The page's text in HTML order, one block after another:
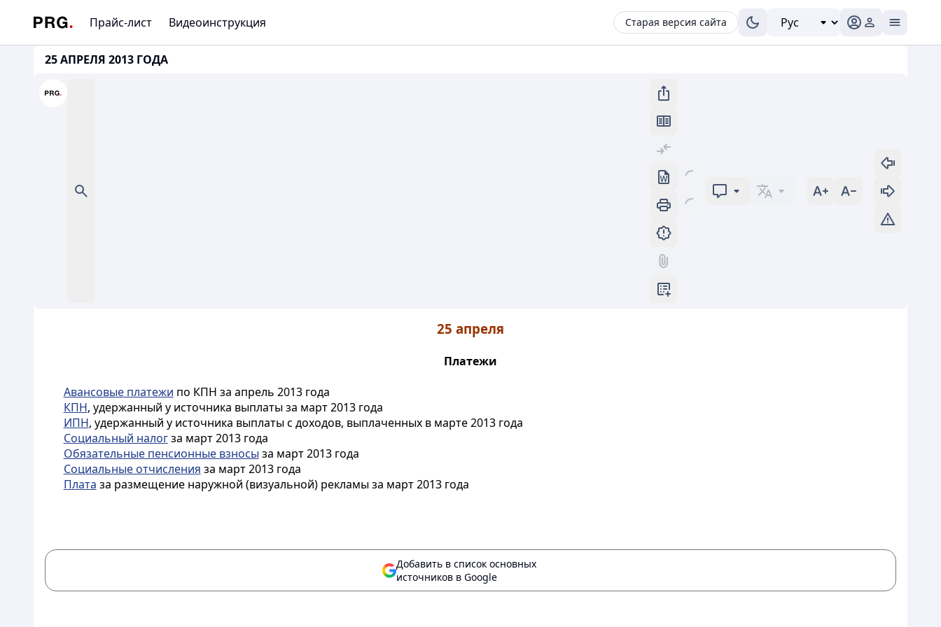
Прайс-лист Видеоинструкция Старая версия сайта
25 АПРЕЛЯ 2013 ГОДА
25 апреля
Платежи
Авансовые платежи по КПН за апрель 2013 года
КПН, удержанный у источника выплаты за март 2013 года
ИПН, удержанный у источника выплаты с доходов, выплаченных в марте 2013 года
Социальный налогза март 2013 года
Обязательные пенсионные взносы за март 2013 года
Социальные отчисления за март 2013 года
Плата за размещение наружной (визуальной) рекламы за март 2013 года
Добавить в список основных
источников в Google